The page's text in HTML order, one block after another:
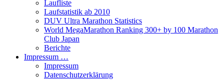
Laufliste
Laufstatistik ab 2010
DUV Ultra Marathon Statistics
World MegaMarathon Ranking 300+ by 100 Marathon
Club Japan
Berichte
Impressum …
Impressum
Datenschutzerklärung